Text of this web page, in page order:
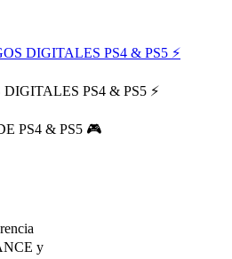
DIGITALES PS4 & PS5 ⚡
PS4 & PS5 🎮
y